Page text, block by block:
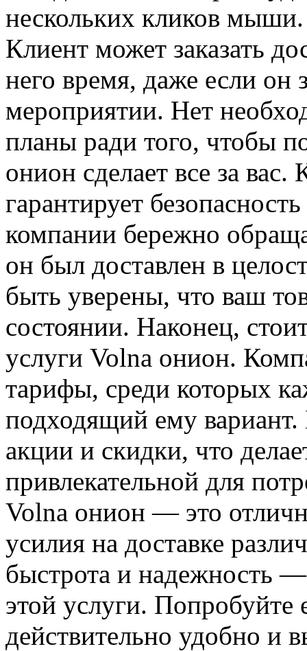
нескольких кликов
Клиент может заказать
него время, даже если он
мероприятии. Нет
планы ради того, чтобы
онион сделает все за
гарантирует
компании бережно
он был доставлен в
быть уверены, что ваш
состоянии. Наконец,
услуги Volna онион.
тарифы, среди которых
подходящий ему вариант.
акции и скидки, что
привлекательной для
Volna онион — это
усилия на доставке
быстрота и надежность
этой услуги. Попробуйте
действительно удобно и